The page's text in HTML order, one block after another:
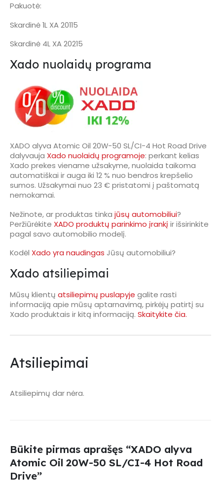
Pakuotė:
Skardinė 1L XA 20115
Skardinė 4L XA 20215
Xado nuolaidų programa
XADO alyva Atomic Oil 20W-50 SL/CI-4 Hot Road Drive
dalyvauja Xado nuolaidų programoje: perkant kelias
Xado prekes viename užsakyme, nuolaida taikoma
automatiškai ir auga iki 12 % nuo bendros krepšelio
sumos. Užsakymai nuo 23 € pristatomi į paštomatą
nemokamai.
Nežinote, ar produktas tinka jūsų automobiliui?
Peržiūrėkite XADO produktų parinkimo įrankį ir išsirinkite
pagal savo automobilio modelį.
Kodėl Xado yra naudingas Jūsų automobiliui?
Xado atsiliepimai
Mūsų klientų atsiliepimų puslapyje galite rasti
informaciją apie mūsų aptarnavimą, pirkėjų patirtį su
Xado produktais ir kitą informaciją. Skaitykite čia.
Atsiliepimai
Atsiliepimų dar nėra.
Būkite pirmas aprašęs “XADO alyva
Atomic Oil 20W-50 SL/CI-4 Hot Road
Drive”